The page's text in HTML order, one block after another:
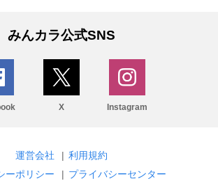
みんカラ公式SNS
X Instagram
運営会社 | 利用規約
ーポリシー
| プライバシーセンター